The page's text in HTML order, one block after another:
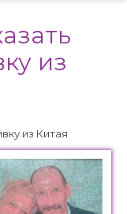
из
из Китая